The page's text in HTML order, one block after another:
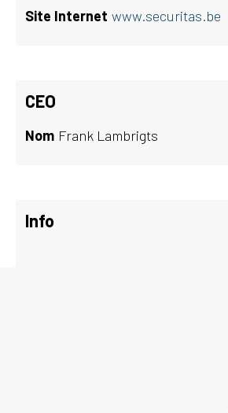
Site Internet www.securitas.be
CEO
Nom Frank Lambrigts
Info